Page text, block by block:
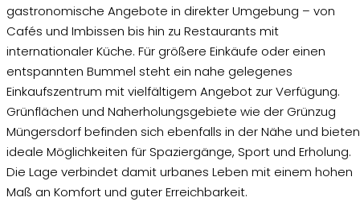
gastronomische Angebote in direkter Umgebung – von
Cafés und Imbissen bis hin zu Restaurants mit
internationaler Küche. Für größere Einkäufe oder einen
entspannten Bummel steht ein nahe gelegenes
Einkaufszentrum mit vielfältigem Angebot zur Verfügung.
Grünflächen und Naherholungsgebiete wie der Grünzug
Müngersdorf befinden sich ebenfalls in der Nähe und bieten
ideale Möglichkeiten für Spaziergänge, Sport und Erholung.
Die Lage verbindet damit urbanes Leben mit einem hohen
Maß an Komfort und guter Erreichbarkeit.